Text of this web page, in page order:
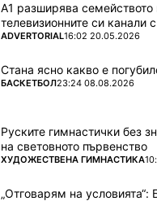
А1 разширява семейството
телевизионните си канали
ПОВЕЧЕ ОТ
ADVERTORIAL16:02 20.05.2026
Стана ясно какво е
ПОВЕЧЕ ОТ
БАСКЕТБОЛ23:24 08.08.2026
Руските гимнастички без
на световното първенство
ПОВЕЧЕ ОТ
ХУДОЖЕСТВЕНА ГИМНАСТИКА
„Отговарям на